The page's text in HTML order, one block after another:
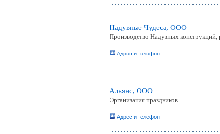
Надувные Чудеса, ООО
Производство Надувных конструкций,
Адрес и телефон
Альянс, ООО
Организация праздников
Адрес и телефон